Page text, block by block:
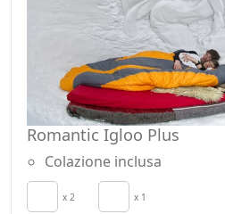
Romantic Igloo Plus
Colazione inclusa
x 2 x 1